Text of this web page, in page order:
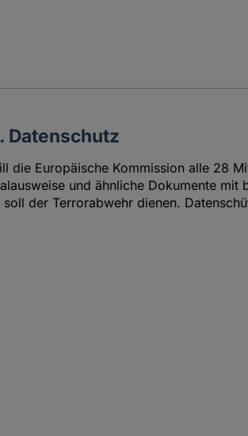
Datenschutz
die Europäische Kommission alle 28
und ähnliche Dokumente mit
der Terrorabwehr dienen.